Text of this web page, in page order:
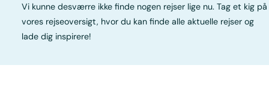
Vi kunne desværre ikke finde nogen rejser lige nu. Tag et kig på
vores rejseoversigt, hvor du kan finde alle aktuelle rejser og
lade dig inspirere!